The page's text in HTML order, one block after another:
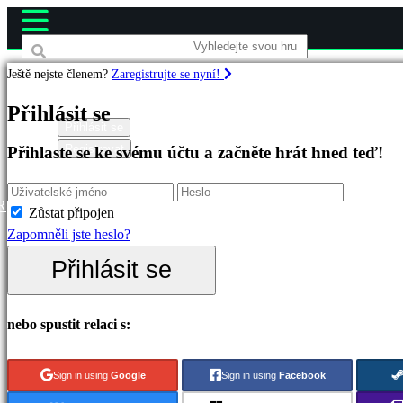
Hry
Doporučené
Nové
verze
Hrát
zdarma
Kategorie
hry
Strategické
Registrovat
Ještě nejste členem? Zaregistrujte se nyní!
Přihlásit se
Přihlaste se ke svému účtu a začněte hrát hned teď!
Zůstat připojen
Zapomněli jste heslo?
Přihlásit se
nebo spustit relaci s:
Sign in using Google Sign in using Facebook